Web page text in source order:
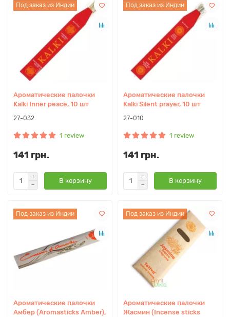
Под заказ из Индии
Ароматические палочки
Kalki Inner peace, 10 шт
27-032
1 review
141 грн.
В корзину
Под заказ из Индии
Ароматические палочки
Kalki Silent prayer, 10 шт
27-010
1 review
141 грн.
В корзину
Под заказ из Индии
Ароматические палочки
Амбер (Aromasticks Amber),
Под заказ из Индии
Ароматические палочки
Жасмин (Incense sticks